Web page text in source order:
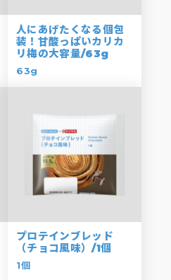
人にあげたくなる個包
装！甘酸っぱいカリカ
リ梅の大容量/63g
63g
プロテインブレッド
（チョコ風味）/1個
1個